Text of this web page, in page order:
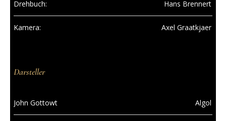
Drehbuch: Hans Brennert
Kamera: Axel Graatkjaer
Darsteller
John Gottowt Algol